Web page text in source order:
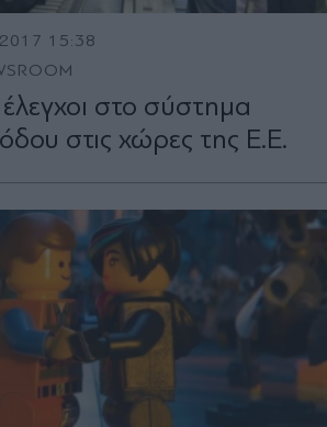
15:38
στο σύστημα
στις χώρες της Ε.Ε.